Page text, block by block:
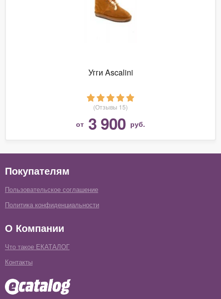
Угги Ascalini
(Отзывы 15)
от 3 900 руб.
Покупателям
Пользовательское соглашение
Политика конфиденциальности
О Компании
Что такое ЕКАТАЛОГ
Контакты